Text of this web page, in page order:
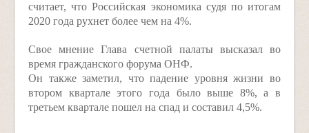
считает, что Российская экономика судя по итогам
2020 года рухнет более чем на 4%.
Свое мнение Глава счетной палаты высказал во
время гражданского форума ОНФ.
Он также заметил, что падение уровня жизни во
втором квартале этого года было выше 8%, а в
третьем квартале пошел на спад и составил 4,5%.